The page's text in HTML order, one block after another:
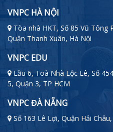
VNPC HÀ NỘI
Tòa nhà HKT, Số 85 Vũ Tông
Quận Thanh Xuân, Hà Nội
VNPC EDU
Lầu 6, Toà Nhà Lộc Lê, Số
5, Quận 3, TP HCM
VNPC ĐÀ NẴNG
Số 163 Lê Lợi, Quận Hải